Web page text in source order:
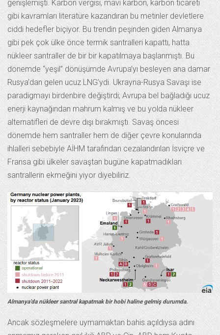
genişlemişti. Karbon vergisi, mavi karbon, karbon ticareti
gibi kavramları literatüre kazandıran bu metinler devletlere
ciddi hedefler biçiyor. Bu trendin peşinden giden Almanya
gibi pek çok ülke önce termik santralleri kapattı, hatta
nükleer santraller de bir bir kapatılmaya başlanmıştı. Bu
dönemde “yeşil” dönüşümde Avrupa’yı besleyen ana damar
Rusya’dan gelen ucuz LNG’ydi. Ukrayna-Rusya Savaşı ise
paradigmayı birdenbire değiştirdi; Avrupa bel bağladığı ucuz
enerji kaynağından mahrum kalmış ve bu yolda nükleer
alternatifleri de devre dışı bırakmıştı. Savaş öncesi
dönemde hem santraller hem de diğer çevre konularında
ihlalleri sebebiyle AİHM tarafından cezalandırılan İsviçre ve
Fransa gibi ülkeler savaştan bugüne kapatmadıkları
santrallerin ekmeğini yiyor diyebiliriz.
Almanya’da nükleer santral kapatmak bir hobi haline gelmiş durumda.
Ancak sözleşmelere uymamaktan bahis açıldıysa adını